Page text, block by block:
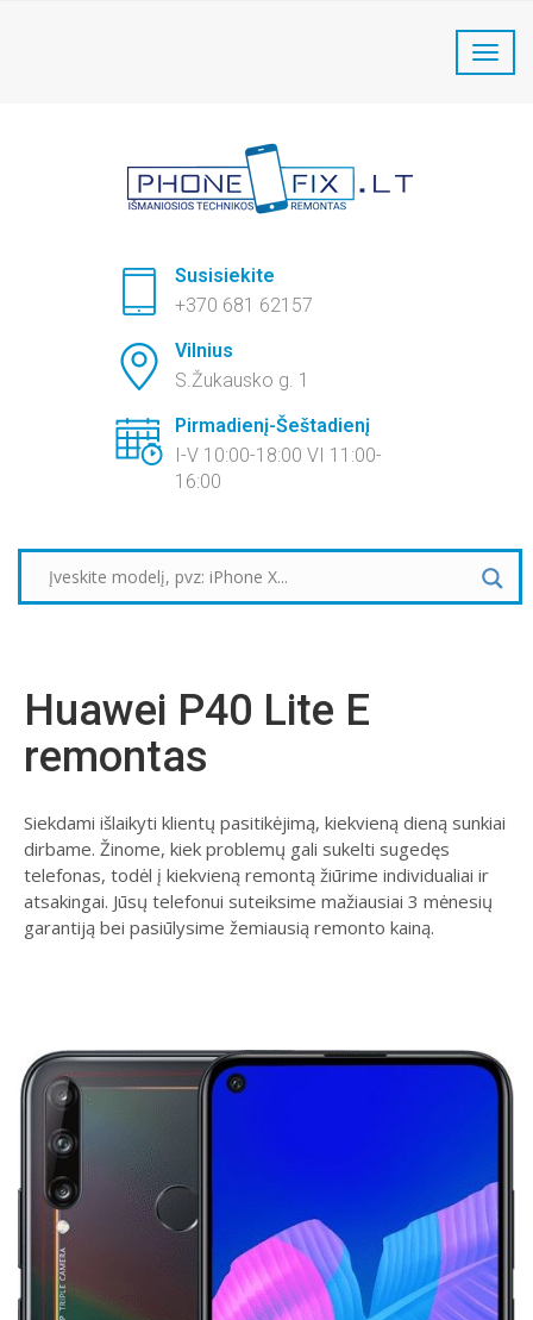
+370 681 62157
Susisiekite
+370 681 62157
Vilnius
S.Žukausko g. 1
Pirmadienį-Šeštadienį
I-V 10:00-18:00 VI 11:00-
16:00
Huawei P40 Lite E
remontas
Siekdami išlaikyti klientų pasitikėjimą, kiekvieną dieną sunkiai
dirbame. Žinome, kiek problemų gali sukelti sugedęs
telefonas, todėl į kiekvieną remontą žiūrime individualiai ir
atsakingai. Jūsų telefonui suteiksime mažiausiai 3 mėnesių
garantiją bei pasiūlysime žemiausią remonto kainą.